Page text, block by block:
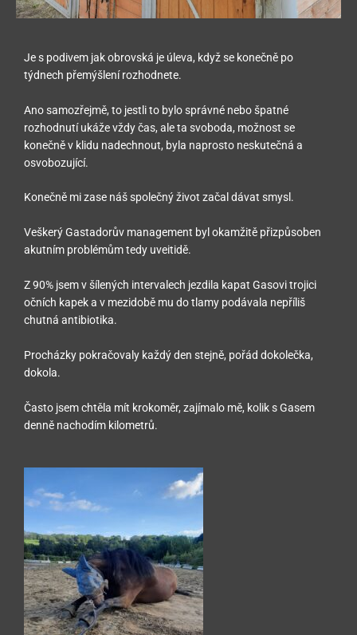
Je s podivem jak obrovská je úleva, když se konečně po
týdnech přemýšlení rozhodnete.
Ano samozřejmě, to jestli to bylo správné nebo špatné
rozhodnutí ukáže vždy čas, ale ta svoboda, možnost se
konečně v klidu nadechnout, byla naprosto neskutečná a
osvobozující.
Konečně mi zase náš společný život začal dávat smysl.
Veškerý Gastadorův management byl okamžitě přizpůsoben
akutním problémům tedy uveitidě.
Z 90% jsem v šílených intervalech jezdila kapat Gasovi trojici
očních kapek a v mezidobě mu do tlamy podávala nepříliš
chutná antibiotika.
Procházky pokračovaly každý den stejně, pořád dokolečka,
dokola.
Často jsem chtěla mít krokoměr, zajímalo mě, kolik s Gasem
denně nachodím kilometrů.